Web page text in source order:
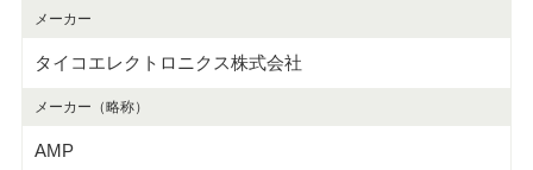
メーカー
タイコエレクトロニクス株式会社
メーカー（略称）
AMP